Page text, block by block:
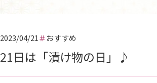
2023/04/21 おすすめ
21日は「漬け物の日」♪